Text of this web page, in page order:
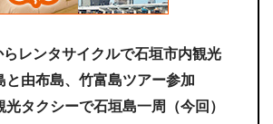
レンタサイクルで石垣市内観光
由布島、竹富島ツアー参加
タクシーで石垣島一周（今回）